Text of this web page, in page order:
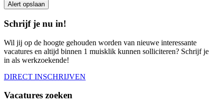
Alert opslaan
Schrijf je nu in!
Wil jij op de hoogte gehouden worden van nieuwe interessante
vacatures en altijd binnen 1 muisklik kunnen solliciteren? Schrijf je
in als werkzoekende!
DIRECT INSCHRIJVEN
Vacatures zoeken